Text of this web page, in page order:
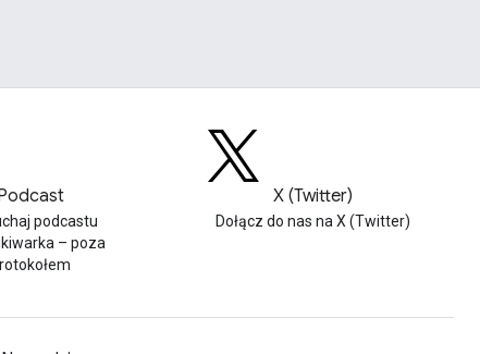
podcastu
– poza
X (Twitter)
Dołącz do nas na X (Twitter)